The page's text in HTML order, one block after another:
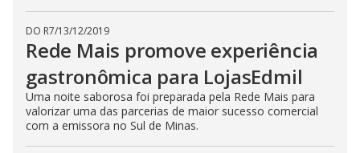
DO R7/13/12/2019
Rede Mais promove experiência
gastronômica para LojasEdmil
Uma noite saborosa foi preparada pela Rede Mais para
valorizar uma das parcerias de maior sucesso comercial
com a emissora no Sul de Minas.